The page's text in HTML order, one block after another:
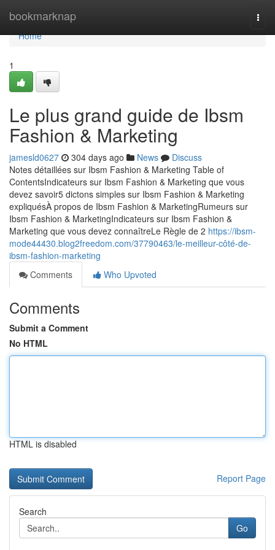
bookmarknap
Home
Home
1
Le plus grand guide de Ibsm
Fashion & Marketing
jamesld0627 304 days ago News
Discuss
Notes détaillées sur Ibsm Fashion & Marketing Table of
ContentsIndicateurs sur Ibsm Fashion & Marketing que vous
devez savoir5 dictons simples sur Ibsm Fashion & Marketing
expliquésÀ propos de Ibsm Fashion & MarketingRumeurs sur
Ibsm Fashion & MarketingIndicateurs sur Ibsm Fashion &
Marketing que vous devez connaîtreLe Règle de 2 https://ibsm-
mode44430.blog2freedom.com/37790463/le-meilleur-côté-de-
ibsm-fashion-marketing
Comments
Who Upvoted
Comments
Submit a Comment
No HTML
HTML is disabled
Report Page
Search
Go